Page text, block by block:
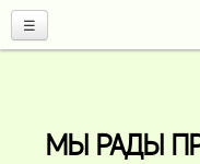
☰
МЫ РАДЫ